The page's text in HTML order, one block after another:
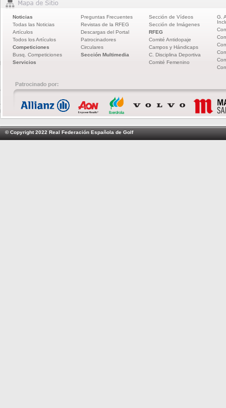
Noticias
Todas las Noticias
Artículos
Todos los Artículos
Competiciones
Busq. Competiciones
Servicios
Preguntas Frecuentes
Revistas de la RFEG
Descargas del Portal
Patrocinadores
Circulares
Sección Multimedia
Sección de Vídeos
Sección de Imágenes
RFEG
Comité Antidopaje
Campos y Hándicaps
C. Disciplina Deportiva
Comité Femenino
G.
© Copyright 2022 Real Federación Española de Golf